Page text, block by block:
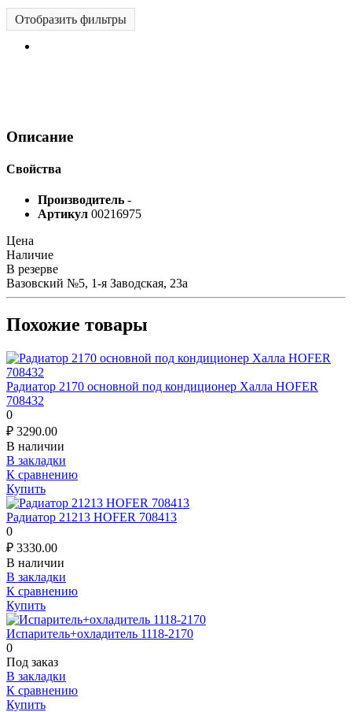
Отобразить фильтры
Описание
Свойства
Производитель -
Артикул 00216975
Цена
Наличие
В резерве
Вазовский №5, 1-я Заводская, 23а
Похожие товары
Радиатор 2170 основной под кондиционер Халла HOFER
708432
0
₽ 3290.00
В наличии
В закладки
К сравнению
Купить
Радиатор 21213 HOFER 708413
0
₽ 3330.00
В наличии
В закладки
К сравнению
Купить
Испаритель+охладитель 1118-2170
0
Под заказ
В закладки
К сравнению
Купить